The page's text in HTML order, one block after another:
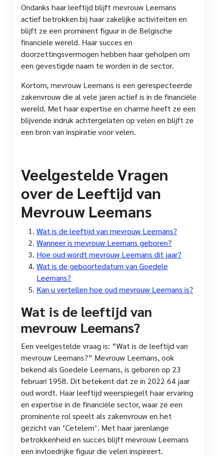
Ondanks haar leeftijd blijft mevrouw Leemans
actief betrokken bij haar zakelijke activiteiten en
blijft ze een prominent figuur in de Belgische
financiële wereld. Haar succes en
doorzettingsvermogen hebben haar geholpen om
een gevestigde naam te worden in de sector.
Kortom, mevrouw Leemans is een gerespecteerde
zakenvrouw die al vele jaren actief is in de financiële
wereld. Met haar expertise en charme heeft ze een
blijvende indruk achtergelaten op velen en blijft ze
een bron van inspiratie voor velen.
Veelgestelde Vragen
over de Leeftijd van
Mevrouw Leemans
Wat is de leeftijd van mevrouw Leemans?
Wanneer is mevrouw Leemans geboren?
Hoe oud wordt mevrouw Leemans dit jaar?
Wat is de geboortedatum van Goedele
Leemans?
Kan u vertellen hoe oud mevrouw Leemans is?
Wat is de leeftijd van
mevrouw Leemans?
Een veelgestelde vraag is: “Wat is de leeftijd van
mevrouw Leemans?” Mevrouw Leemans, ook
bekend als Goedele Leemans, is geboren op 23
februari 1958. Dit betekent dat ze in 2022 64 jaar
oud wordt. Haar leeftijd weerspiegelt haar ervaring
en expertise in de financiële sector, waar ze een
prominente rol speelt als zakenvrouw en het
gezicht van ‘Cetelem’. Met haar jarenlange
betrokkenheid en succes blijft mevrouw Leemans
een invloedrijke figuur die velen inspireert.